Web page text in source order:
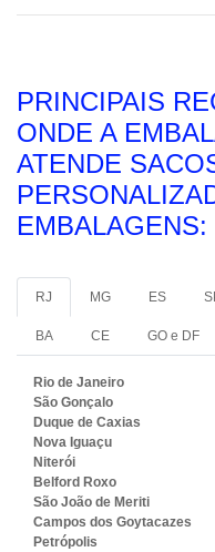
PRINCIPAIS
ONDE A
ATENDE
EMBALAGENS:
RJ MG ES
BA CE GO e DF
Rio de Janeiro
São Gonçalo
Duque de Caxias
Nova Iguaçu
Niterói
Belford Roxo
São João de Meriti
Campos dos Goytacazes
Petrópolis